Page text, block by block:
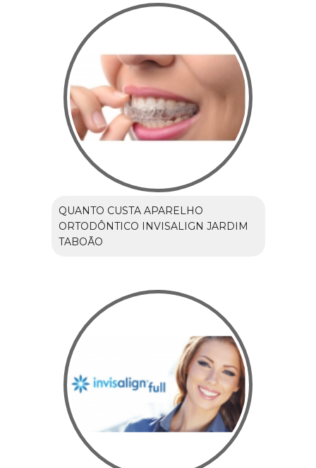
QUANTO CUSTA APARELHO
ORTODÔNTICO INVISALIGN JARDIM
TABOÃO